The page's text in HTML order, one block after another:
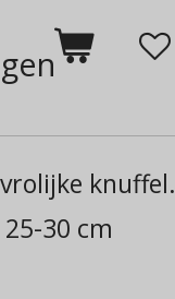
knuffel.
30 cm